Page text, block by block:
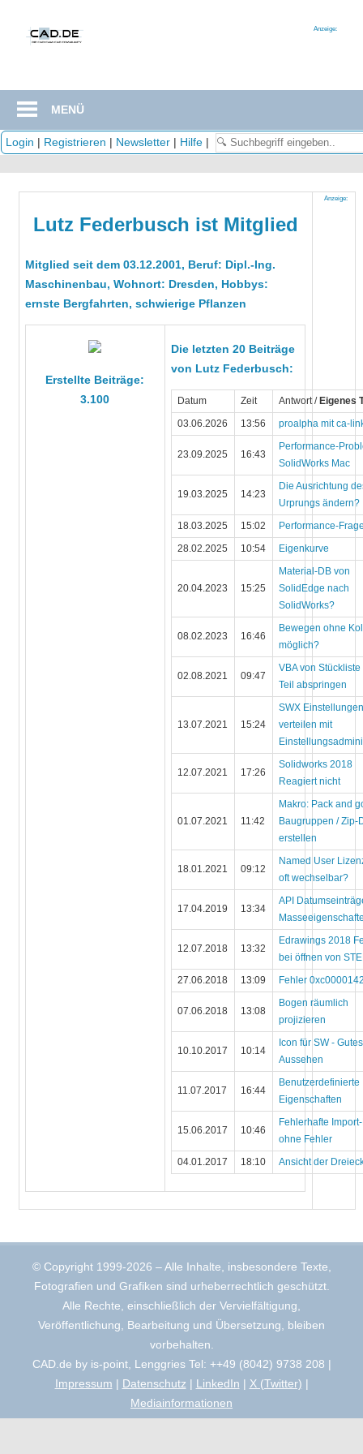
Anzeige:
MENÜ
Login | Registrieren | Newsletter | Hilfe |
Lutz Federbusch ist Mitglied
Mitglied seit dem 03.12.2001, Beruf: Dipl.-Ing.
Maschinenbau, Wohnort: Dresden, Hobbys:
ernste Bergfahrten, schwierige Pflanzen
Erstellte Beiträge:
3.100
Die letzten 20 Beiträge
von Lutz Federbusch:
Datum Zeit Antwort /Eigenes
03.06.2026
13:56 proalpha mit ca-
23.09.2025 16:43
Performance-
SolidWorks Mac
19.03.2025 14:23
Die Ausrichtung
Urprungs ändern?
18.03.2025
15:02
Performance-
28.02.2025
10:54 Eigenkurve
20.04.2023 15:25
Material-DB von
SolidEdge nach
SolidWorks?
08.02.2023 16:46
Bewegen ohne
möglich?
02.08.2021 09:47
VBA von Stückliste
Teil abspringen
13.07.2021 15:24
SWX
verteilen mit
12.07.2021 17:26
Solidworks 2018
Reagiert nicht
01.07.2021 11:42
Makro: Pack and
Baugruppen / Zip-
erstellen
18.01.2021 09:12
Named User
oft wechselbar?
17.04.2019 13:34
API
12.07.2018 13:32
Edrawings 2018
bei öffnen von
27.06.2018
13:09 Fehler
07.06.2018 13:08
Bogen räumlich
projizieren
10.10.2017 10:14
Icon für SW - Gutes
Aussehen
11.07.2017 16:44
Benutzerdefinierte
Eigenschaften
15.06.2017 10:46
Fehlerhafte
ohne Fehler
04.01.2017
18:10 Ansicht der
Anzeige:
© Copyright 1999-2026 – Alle Inhalte, insbesondere Texte,
Fotografien und Grafiken sind urheberrechtlich geschützt.
Alle Rechte, einschließlich der Vervielfältigung,
Veröffentlichung, Bearbeitung und Übersetzung, bleiben
vorbehalten.
CAD.de by is-point, Lenggries Tel: ++49 (8042) 9738 208 |
Impressum | Datenschutz | LinkedIn | X (Twitter) |
Mediainformationen